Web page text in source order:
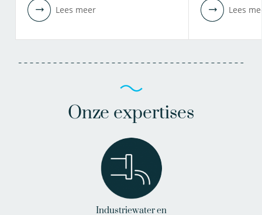
Lees meer Lees
Onze expertises
Industriewater en